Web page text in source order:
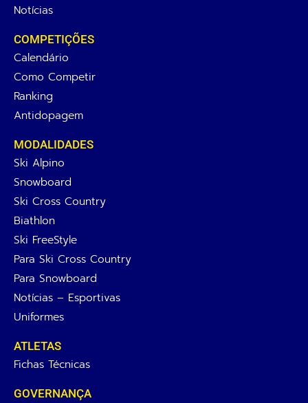
Notícias
COMPETIÇÕES
Calendário
Como Competir
Ranking
Antidopagem
MODALIDADES
Ski Alpino
Snowboard
Ski Cross Country
Biathlon
Ski FreeStyle
Para Ski Cross Country
Para Snowboard
Notícias – Esportivas
Uniformes
ATLETAS
Fichas Técnicas
GOVERNANÇA